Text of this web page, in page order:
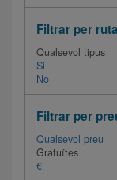
Filtrar per
Qualsevol tipus
Si
No
Filtrar per
Qualsevol preu
Gratuïtes
€